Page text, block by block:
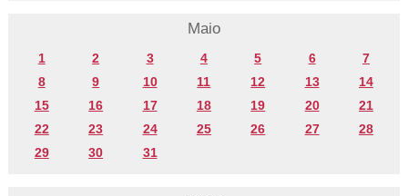
Maio
1 2 3 4 5 6
7
8
9 10 11 12 13
14
15
16 17 18 19 20
21
22
23 24 25 26 27
28
29
30 31